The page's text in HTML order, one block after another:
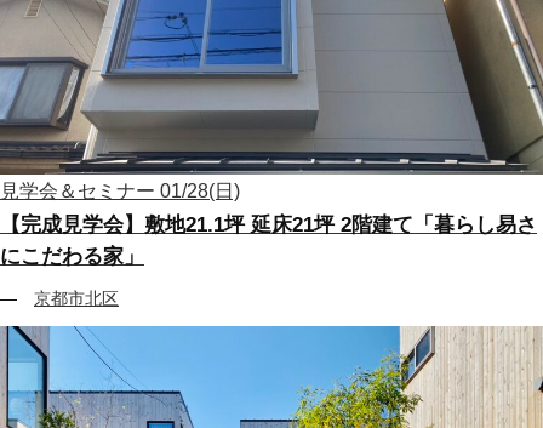
見学会＆セミナー 01/28(日)
【完成見学会】敷地21.1坪 延床21坪 2階建て「暮らし易さ
にこだわる家」
京都市北区